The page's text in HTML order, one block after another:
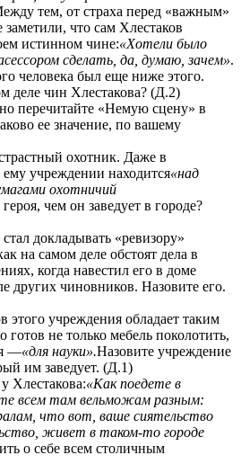
тем, от страха перед «важным»
что сам Хлестаков
истинном чине:«Хотели было
сделать, да, думаю, зачем».
человека был еще ниже этого.
деле чин Хлестакова? (Д.2)
перечитайте «Немую сцену» в
ее значение, по вашему
охотник. Даже в
учреждении находится«над
охотничий
чем он заведует в городе?
докладывать «ревизору»
на самом деле обстоят дела в
когда навестил его в доме
других чиновников. Назовите его.
этого учреждения обладает таким
не только мебель поколотить,
—«для науки».Назовите учреждение
им заведует. (Д.1)
Хлестакова:«Как поедете в
всем там вельможам разным:
что вот, ваше сиятельство
живет в таком-то городе
о себе всем столичным